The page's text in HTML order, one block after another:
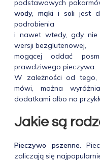
podstawowych
wody, mąki i solijest
podrobienia
i nawet wtedy, gdy nie
wersji bezglutenowej,
mogącej oddać
prawdziwego pieczywa.
W zależności od tego,
mówi, można
dodatkami albo na
Jakie są
Pieczywo pszenne.
zaliczają się